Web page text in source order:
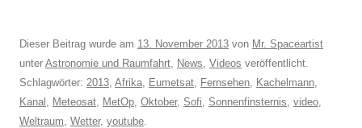
Dieser Beitrag wurde am 13. November 2013 von Mr. Spaceartist
unter Astronomie und Raumfahrt, News, Videos veröffentlicht.
Schlagwörter: 2013, Afrika, Eumetsat, Fernsehen, Kachelmann,
Kanal , Meteosat, MetOp, Oktober, Sofi, Sonnenfinsternis, video,
Weltraum, Wetter, youtube.